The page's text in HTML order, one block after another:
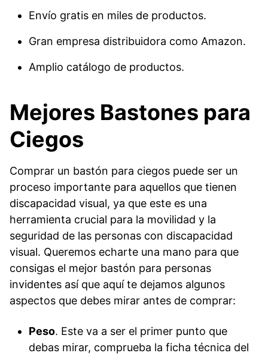
Envío gratis en miles de productos.
Gran empresa distribuidora como Amazon.
Amplio catálogo de productos.
Mejores Bastones para
Ciegos
Comprar un bastón para ciegos puede ser un
proceso importante para aquellos que tienen
discapacidad visual, ya que este es una
herramienta crucial para la movilidad y la
seguridad de las personas con discapacidad
visual. Queremos echarte una mano para que
consigas el mejor bastón para personas
invidentes así que aquí te dejamos algunos
aspectos que debes mirar antes de comprar:
Peso. Este va a ser el primer punto que
debas mirar, comprueba la ficha técnica del